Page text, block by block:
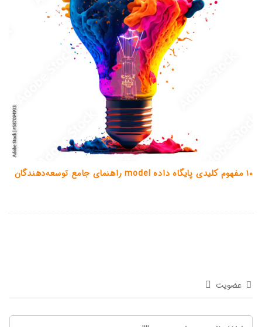
۱۰ مفهوم کلیدی پایگاه داده model راهنمای جامع توسعه‌دهندگان
عضویت